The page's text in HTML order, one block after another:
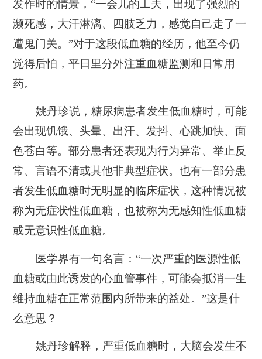
发作时的情景，“一会儿的工夫，出现了强烈的
濒死感，大汗淋漓、四肢乏力，感觉自己走了一
遭鬼门关。”对于这段低血糖的经历，他至今仍
觉得后怕，平日里分外注重血糖监测和日常用
药。
姚丹珍说，糖尿病患者发生低血糖时，可能
会出现饥饿、头晕、出汗、发抖、心跳加快、面
色苍白等。部分患者还表现为行为异常、举止反
常、言语不清或其他非典型症状。也有一部分患
者发生低血糖时无明显的临床症状，这种情况被
称为无症状性低血糖，也被称为无感知性低血糖
或无意识性低血糖。
医学界有一句名言：“一次严重的医源性低
血糖或由此诱发的心血管事件，可能会抵消一生
维持血糖在正常范围内所带来的益处。”这是什
么意思？
姚丹珍解释，严重低血糖时，大脑会发生不